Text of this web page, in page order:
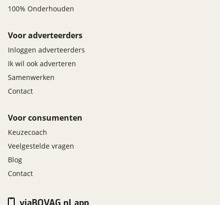
100% Onderhouden
Voor adverteerders
Inloggen adverteerders
Ik wil ook adverteren
Samenwerken
Contact
Voor consumenten
Keuzecoach
Veelgestelde vragen
Blog
Contact